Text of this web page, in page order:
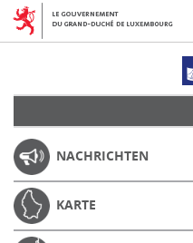
NACHRICHTEN
KARTE